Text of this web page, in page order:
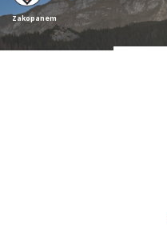
Zakopanem